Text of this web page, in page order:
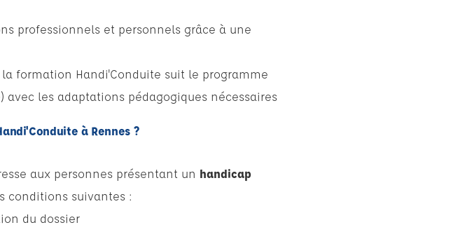
professionnels et personnels grâce à une
la formation Handi'Conduite suit le programme
les adaptations pédagogiques nécessaires
à Rennes ?
aux personnes présentant un handicap
conditions suivantes :
du dossier